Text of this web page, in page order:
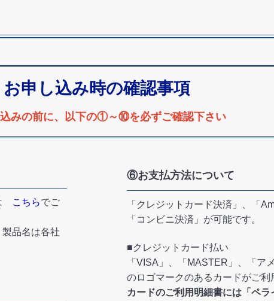
お申し込み時の確認事項
みの前に、以下の①～⑩を必ずご確認下さい
こちらでご
品名は各社
⑥お支払方法について
「クレジットカード決済」、「
「コンビニ決済」が可能です。
■クレジットカード払い
「VISA」、「MASTER」、「ア
のロゴマークのあるカードがご利
カードのご利用明細書には「ペ